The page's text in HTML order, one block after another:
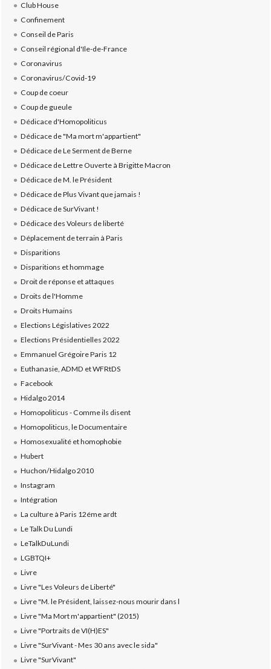
Club House
Confinement
Conseil de Paris
Conseil régional d'Ile-de-France
Coronavirus
Coronavirus/Covid-19
Coup de coeur
Coup de gueule
Dédicace d'Homopoliticus
Dédicace de "Ma mort m'appartient"
Dédicace de Le Serment de Berne
Dédicace de Lettre Ouverte à Brigitte Macron
Dédicace de M. le Président
Dédicace de Plus Vivant que jamais !
Dédicace de SurVivant !
Dédicace des Voleurs de liberté
Déplacement de terrain à Paris
Disparitions
Disparitions et hommage
Droit de réponse et attaques
Droits de l'Homme
Droits Humains
Elections Législatives 2022
Elections Présidentielles 2022
Emmanuel Grégoire Paris 12
Euthanasie, ADMD et WFRtDS
Facebook
Hidalgo 2014
Homopoliticus - Comme ils disent
Homopoliticus, le Documentaire
Homosexualité et homophobie
Hubert
Huchon/Hidalgo 2010
Instagram
Intégration
La culture à Paris 12éme ardt
Le Talk Du Lundi
LeTalkDuLundi
LGBTQI+
Livre
Livre "Les Voleurs de Liberté"
Livre "M. le Président, laissez-nous mourir dans l
Livre "Ma Mort m'appartient" (2015)
Livre "Portraits de VI(H)ES"
Livre "SurVivant - Mes 30 ans avec le sida"
Livre "SurVivant"